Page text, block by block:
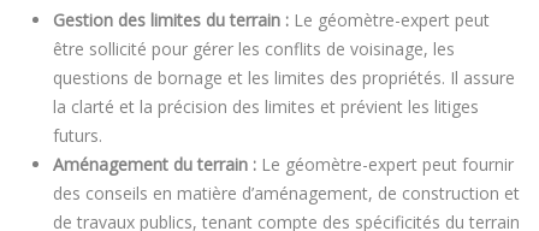
Gestion des limites du terrain : Le géomètre-expert peut
être sollicité pour gérer les conflits de voisinage, les
questions de bornage et les limites des propriétés. Il assure
la clarté et la précision des limites et prévient les litiges
futurs.
Aménagement du terrain : Le géomètre-expert peut fournir
des conseils en matière d’aménagement, de construction et
de travaux publics, tenant compte des spécificités du terrain